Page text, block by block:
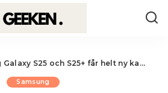
S25 och S25+ får helt ny kamerasensor
Samsung